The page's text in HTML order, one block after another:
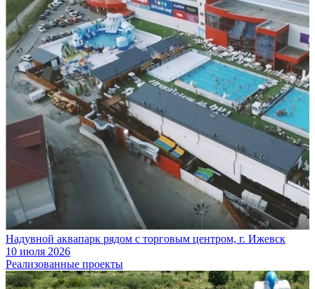
Надувной аквапарк рядом с торговым центром, г. Ижевск
10 июля 2026
Реализованные проекты